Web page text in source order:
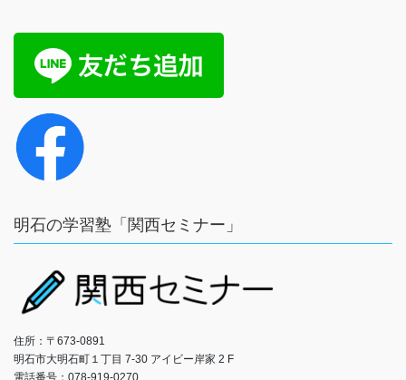
明石の学習塾「関西セミナー」
住所：〒673-0891
明石市大明石町１丁目 7‐30 アイビー岸家 2 F
電話番号：078-919-0270